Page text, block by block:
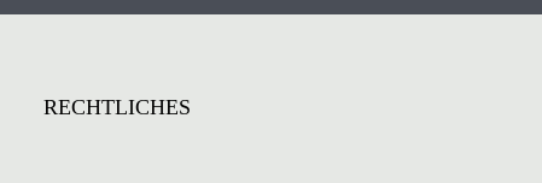
RECHTLICHES